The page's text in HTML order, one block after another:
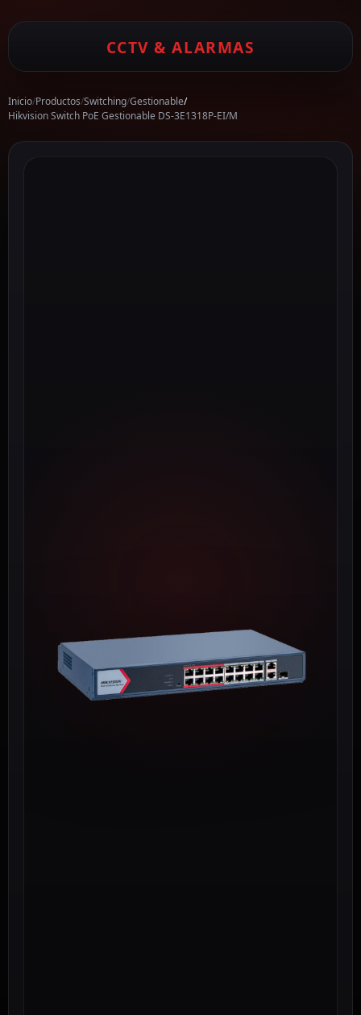
CCTV & ALARMAS
Inicio/Productos/Switching/Gestionable/
Hikvision Switch PoE Gestionable DS-3E1318P-EI/M